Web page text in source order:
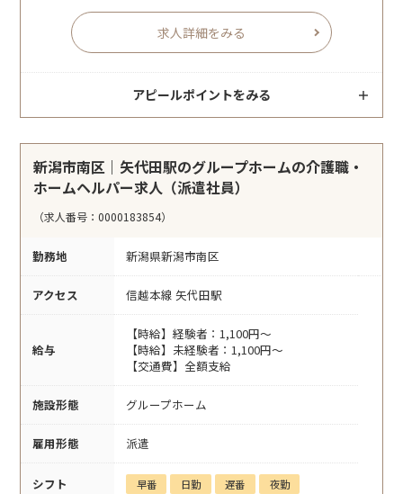
求人詳細をみる
アピールポイントをみる
新潟市南区｜矢代田駅のグループホームの介護職・
ホームヘルパー求人（派遣社員）
（求人番号：0000183854）
勤務地 新潟県新潟市南区
アクセス 信越本線 矢代田駅
給与
【時給】経験者：1,100円～
【時給】未経験者：1,100円～
【交通費】全額支給
施設形態 グループホーム
雇用形態 派遣
シフト 早番 日勤 遅番 夜勤